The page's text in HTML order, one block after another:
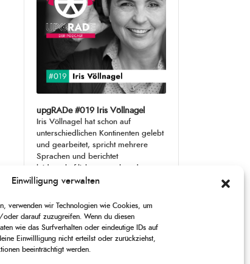
Einwilligung verwalten
verwenden wir Technologien wie Cookies, um
darauf zuzugreifen. Wenn du diesen
wie das Surfverhalten oder eindeutige IDs auf
Einwillligung nicht erteilst oder zurückziehst,
beeinträchtigt werden.
upgRADe #019 Iris Völlnagel
Iris Völlnagel hat schon auf
unterschiedlichen Kontinenten gelebt
und gearbeitet, spricht mehrere
Sprachen und berichtet
leidenschaftlich gerne über das, was
sie erlebt – als Journalistin,
CHANGE
PLAYBACK
RATE
1
SKIP
BACKWARD
PLAY
PAUSE
JUMP
FORWARD
THIS
00:00 00:00